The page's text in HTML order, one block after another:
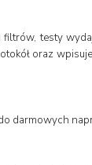
filtrów, testy
oraz
darmowych